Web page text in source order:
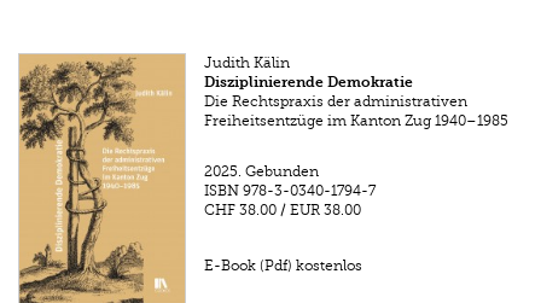
Judith Kälin
Disziplinierende Demokratie
Die Rechtspraxis der administrativen
Freiheitsentzüge im Kanton Zug 1940–1985
2025. Gebunden
ISBN 978-3-0340-1794-7
CHF 38.00 /EUR 38.00
E-Book (Pdf) kostenlos